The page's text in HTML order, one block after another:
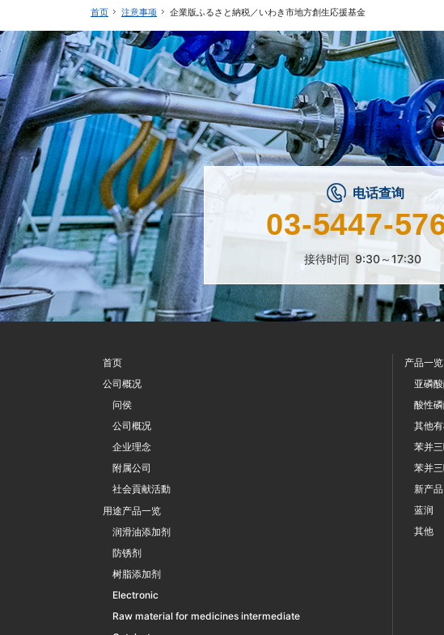
首页 注意事项 企業版ふるさと納税／いわき市地方創生応援基金
电话查询
03-5447-
接待时间 9:30～17:30
首页
公司概况
问侯
公司概况
企业理念
附属公司
社会貢献活動
用途产品一览
润滑油添加剂
防锈剂
树脂添加剂
Electronic
Raw material for medicines intermediate
产品一览
亚磷
酸性
其他
苯并
苯并
新产品
蓝润
其他